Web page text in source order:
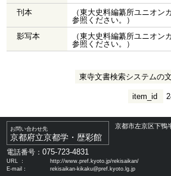
刊本
（東大史料編纂所ユニオン
参照ください。）
影写本
（東大史料編纂所ユニオン
参照ください。）
東寺文書検索システムの
item_id
お問い合わせ先
京都府立京都学・歴彩館
京都市左京区下鴨
電話番号：075-723-4831
URL ：
http://www.pref.kyoto.jp/rekisaikan/
E-mail：
rekisaikan-kikaku@pref.kyoto.lg.jp